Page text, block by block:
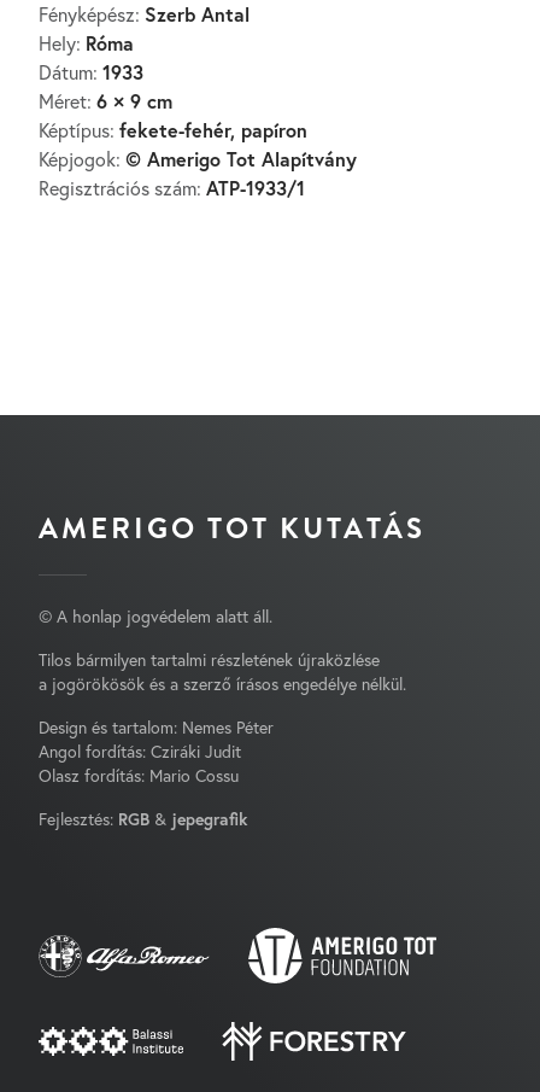
Fényképész: Szerb Antal
Hely: Róma
Dátum: 1933
Méret: 6 × 9 cm
Képtípus: fekete-fehér, papíron
Képjogok: © Amerigo Tot Alapítvány
Regisztrációs szám: ATP-1933/1
AMERIGO TOT KUTATÁS
© A honlap jogvédelem alatt áll.
Tilos bármilyen tartalmi részletének újraközlése
a jogörökösök és a szerző írásos engedélye nélkül.
Design és tartalom: Nemes Péter
Angol fordítás: Cziráki Judit
Olasz fordítás: Mario Cossu
Fejlesztés: RGB & jepegrafik